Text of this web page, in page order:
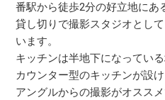
番駅から徒歩2分の好立地にあ
貸し切りで撮影スタジオとし
います。
キッチンは半地下になってい
カウンター型のキッチンが設
アングルからの撮影がオスス